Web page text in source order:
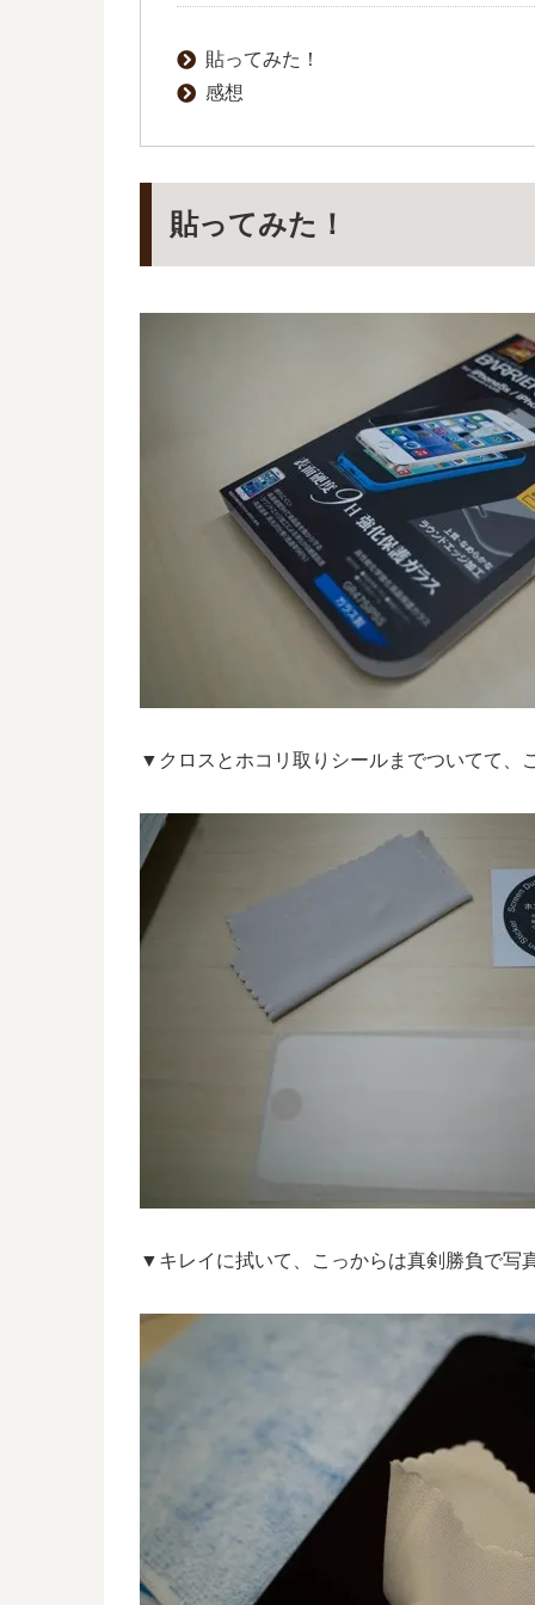
貼ってみた！
感想
貼ってみた！
▼クロスとホコリ取りシールまでついてて、
▼キレイに拭いて、こっからは真剣勝負で写